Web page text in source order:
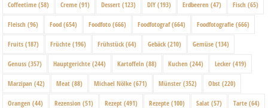
Coffeetime (58) Creme (91) Dessert (123) DIY (193) Erdbeeren (47) Fisch (65)
Fleisch (96) Food (654) Foodfoto (666) Foodfotograf(664) Foodfotografie (666)
Fruits (187) Früchte (196) Frühstück (64) Gebäck (210) Gemüse (134)
Genuss (357) Hauptgerichte (244) Kartoffeln (88) Kuchen (244) Lecker (419)
Marzipan (42) Meat (88) Michael Nölke (671) Münster (352) Obst (220)
Orangen (44) Rezension (51) Rezept (491) Rezepte (100) Salat (57) Tarte (64)